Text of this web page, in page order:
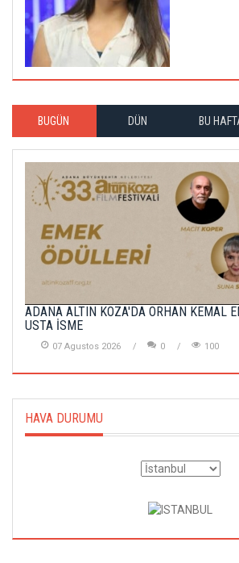
BUGÜN DÜN BU
ADANA ALTIN KOZA'DA ORHAN KEMAL
USTA İSME
07 Agustos 2026 0 100
HAVA DURUMU